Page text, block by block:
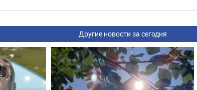
Другие новости за сегодня